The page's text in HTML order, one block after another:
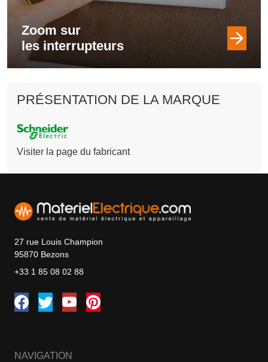
Zoom sur
les interrupteurs
PRÉSENTATION DE LA MARQUE
Visiter la page du fabricant
27 rue Louis Champion
95870 Bezons
+33 1 85 08 02 88
NAVIGATION